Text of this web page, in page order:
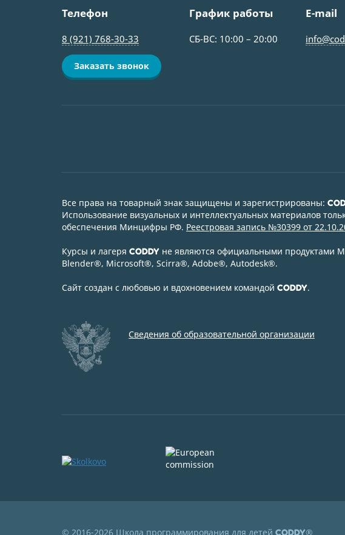
Телефон
8 (921) 768-30-33
Заказать звонок
График работы
СБ-ВС: 10:00 – 20:00
E-mail
Все права на товарный знак защищены и зарегистрированы:
Использование визуальных и интеллектуальных материалов
обеспечения Минцифры РФ. Реестровая запись №30399 от
Курсы и лагеря CODDY не являются официальными продуктами
Blender®, Microsoft®, Scirra®, Adobe®, Autodesk®.
Сайт создан с любовью и вдохновением командой CODDY.
Сведения об образовательной организации
© 2016-2026 Школа программирования для детей CODDY®